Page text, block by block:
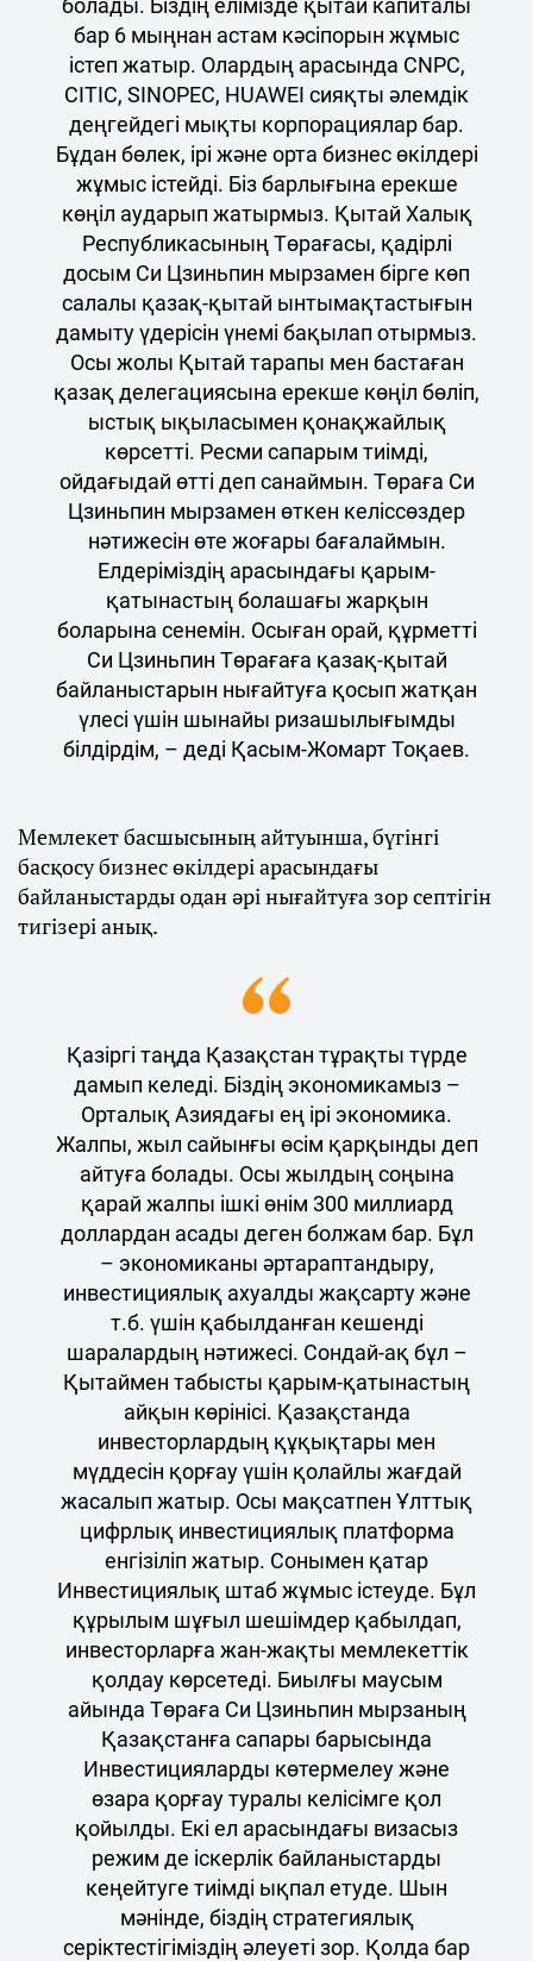
бар 6 мыңнан астам кәсіпорын жұмыс
істеп жатыр. Олардың арасында CNPC,
CITIC, SINOPEC, HUAWEI сияқты әлемдік
деңгейдегі мықты корпорациялар бар.
Бұдан бөлек, ірі және орта бизнес өкілдері
жұмыс істейді. Біз барлығына ерекше
көңіл аударып жатырмыз. Қытай Халық
Республикасының Төрағасы, қадірлі
досым Си Цзиньпин мырзамен бірге көп
салалы қазақ-қытай ынтымақтастығын
дамыту үдерісін үнемі бақылап отырмыз.
Осы жолы Қытай тарапы мен бастаған
қазақ делегациясына ерекше көңіл бөліп,
ыстық ықыласымен қонақжайлық
көрсетті. Ресми сапарым тиімді,
ойдағыдай өтті деп санаймын. Төраға Си
Цзиньпин мырзамен өткен келіссөздер
нәтижесін өте жоғары бағалаймын.
Елдеріміздің арасындағы қарым-
қатынастың болашағы жарқын
боларына сенемін. Осыған орай, құрметті
Си Цзиньпин Төрағаға қазақ-қытай
байланыстарын нығайтуға қосып жатқан
үлесі үшін шынайы ризашылығымды
білдірдім, – деді Қасым-Жомарт Тоқаев.
Мемлекет басшысының айтуынша, бүгінгі
басқосу бизнес өкілдері арасындағы
байланыстарды одан әрі нығайтуға зор септігін
тигізері анық.
Қазіргі таңда Қазақстан тұрақты түрде
дамып келеді. Біздің экономикамыз –
Орталық Азиядағы ең ірі экономика.
Жалпы, жыл сайынғы өсім қарқынды деп
айтуға болады. Осы жылдың соңына
қарай жалпы ішкі өнім 300 миллиард
доллардан асады деген болжам бар. Бұл
– экономиканы әртараптандыру,
инвестициялық ахуалды жақсарту және
т.б. үшін қабылданған кешенді
шаралардың нәтижесі. Сондай-ақ бұл –
Қытаймен табысты қарым-қатынастың
айқын көрінісі. Қазақстанда
инвесторлардың құқықтары мен
мүддесін қорғау үшін қолайлы жағдай
жасалып жатыр. Осы мақсатпен Ұлттық
цифрлық инвестициялық платформа
енгізіліп жатыр. Сонымен қатар
Инвестициялық штаб жұмыс істеуде. Бұл
құрылым шұғыл шешімдер қабылдап,
инвесторларға жан-жақты мемлекеттік
қолдау көрсетеді. Биылғы маусым
айында Төраға Си Цзиньпин мырзаның
Қазақстанға сапары барысында
Инвестицияларды көтермелеу және
өзара қорғау туралы келісімге қол
қойылды. Екі ел арасындағы визасыз
режим де іскерлік байланыстарды
кеңейтуге тиімді ықпал етуде. Шын
мәнінде, біздің стратегиялық
серіктестігіміздің әлеуеті зор. Қолда бар